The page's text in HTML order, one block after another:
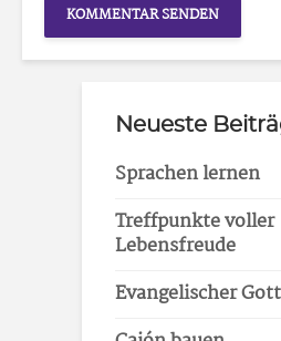
Neueste
Sprachen lernen
Treffpunkte voller
Lebensfreude
Evangelischer